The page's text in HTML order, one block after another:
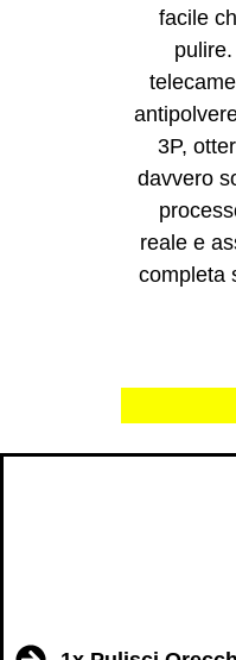
facile
3P,
davvero
reale e
completa